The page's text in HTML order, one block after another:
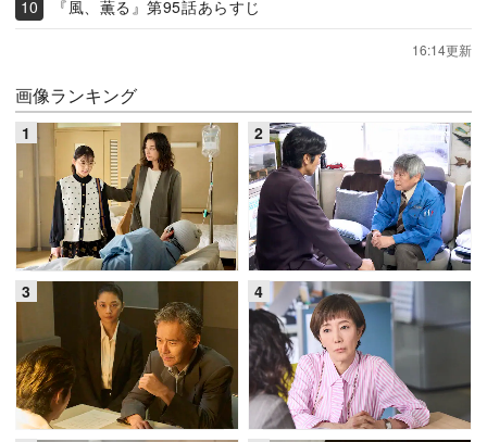
『風、薫る』第95話あらすじ
16:14更新
画像ランキング